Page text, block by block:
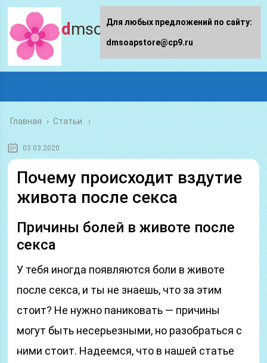
dmsoapstore.ru
Главная › Статьи
03.03.2020
Почему происходит вздутие
живота после секса
Причины болей в животе после
секса
У тебя иногда появляются боли в животе
после секса, и ты не знаешь, что за этим
стоит? Не нужно паниковать — причины
могут быть несерьезными, но разобраться с
ними стоит. Надеемся, что в нашей статье
Для любых предложений по сайту:
dmsoapstore@cp9.ru